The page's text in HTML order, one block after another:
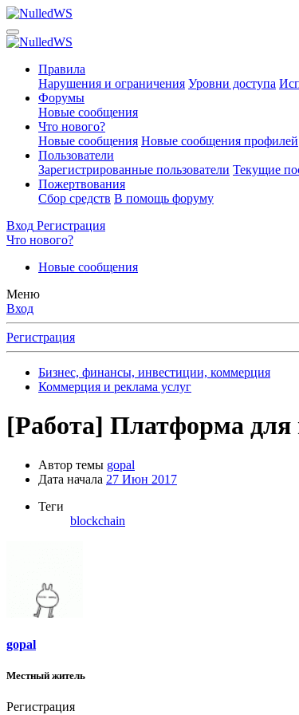
Правила
Нарушения и ограничения Уровни доступа
Форумы
Новые сообщения
Что нового?
Новые сообщения Новые сообщения профилей
Пользователи
Зарегистрированные пользователи Текущие
Пожертвования
Сбор средств В помощь форуму
Вход Регистрация
Что нового?
Новые сообщения
Меню
Вход
Регистрация
Бизнес, финансы, инвестиции, коммерция
Коммерция и реклама услуг
[Работа] Платформа для
Автор темы gopal
Дата начала 27 Июн 2017
Теги
blockchain
gopal
Местный житель
Регистрация